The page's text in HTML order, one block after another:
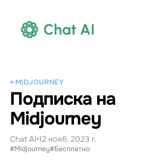
Chat AI
←MIDJOURNEY
Подписка на
Midjourney
Chat AI•12 нояб. 2023 г.
#Midjourney#Бесплатно